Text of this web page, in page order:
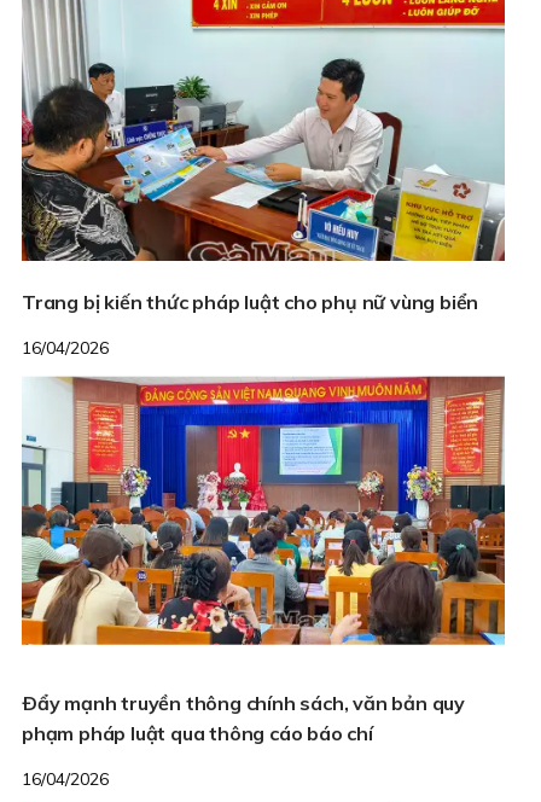
Trang bị kiến thức pháp luật cho phụ nữ vùng biển
16/04/2026
Ðẩy mạnh truyền thông chính sách, văn bản quy
phạm pháp luật qua thông cáo báo chí
16/04/2026